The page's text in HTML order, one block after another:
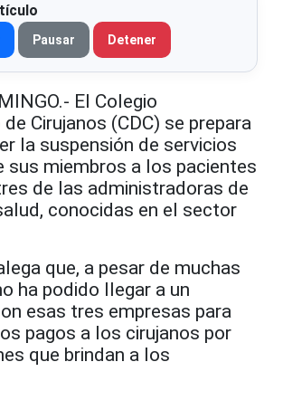
Pausar Detener
El Colegio
Cirujanos (CDC) se prepara
la suspensión de servicios
sus miembros a los pacientes
de las administradoras de
conocidas en el sector
que, a pesar de muchas
ha podido llegar a un
esas tres empresas para
pagos a los cirujanos por
que brindan a los